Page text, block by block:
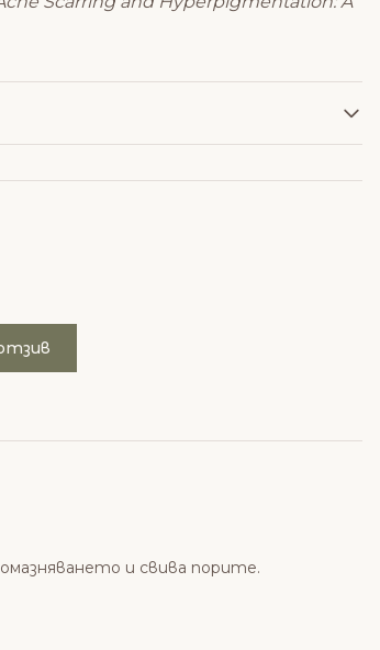
и свива порите.